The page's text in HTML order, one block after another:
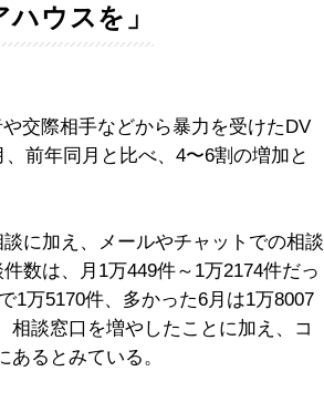
ウスを」
交際相手などから暴力を受けたDV
前年同月と比べ、4〜6割の増加と
に加え、メールやチャットでの相談
数は、月1万449件～1万2174件だっ
1万5170件、多かった6月は1万8007
談窓口を増やしたことに加え、コ
るとみている。